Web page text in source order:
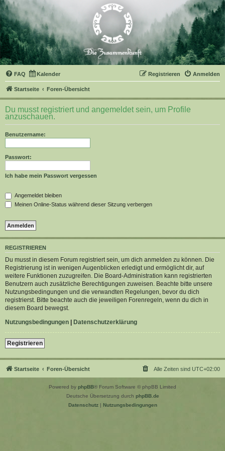
FAQ Kalender Anmelden
Registrieren
Startseite Foren-Übersicht
Du musst registriert und angemeldet sein, um Profile
anzuschauen.
Benutzername:
Passwort:
Ich habe mein Passwort vergessen
Angemeldet bleiben
Meinen Online-Status während dieser Sitzung verbergen
REGISTRIEREN
Du musst in diesem Forum registriert sein, um dich anmelden zu können. Die
Registrierung ist in wenigen Augenblicken erledigt und ermöglicht dir, auf
weitere Funktionen zuzugreifen. Die Board-Administration kann registrierten
Benutzern auch zusätzliche Berechtigungen zuweisen. Beachte bitte unsere
Nutzungsbedingungen und die verwandten Regelungen, bevor du dich
registrierst. Bitte beachte auch die jeweiligen Forenregeln, wenn du dich in
diesem Board bewegst.
Nutzungsbedingungen | Datenschutzerklärung
Registrieren
Startseite Foren-Übersicht Alle Zeiten sind UTC+02:00
Powered by phpBB® Forum Software © phpBB Limited
Deutsche Übersetzung durch phpBB.de
Datenschutz| Nutzungsbedingungen